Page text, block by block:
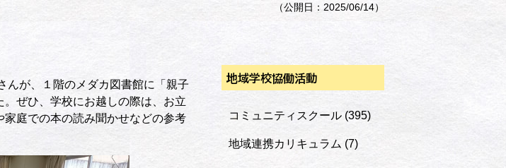
（公開日：2025/06/14）
が、１階のメダカ図書館に「親子
ぜひ、学校にお越しの際は、お立
庭での本の読み聞かせなどの参考
地域学校協働活動
コミュニティスクール (395)
地域連携カリキュラム (7)